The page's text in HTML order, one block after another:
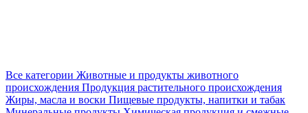
Все категории Животные и продукты животного
происхождения Продукция растительного происхождения
Жиры, масла и воски Пищевые продукты, напитки и табак